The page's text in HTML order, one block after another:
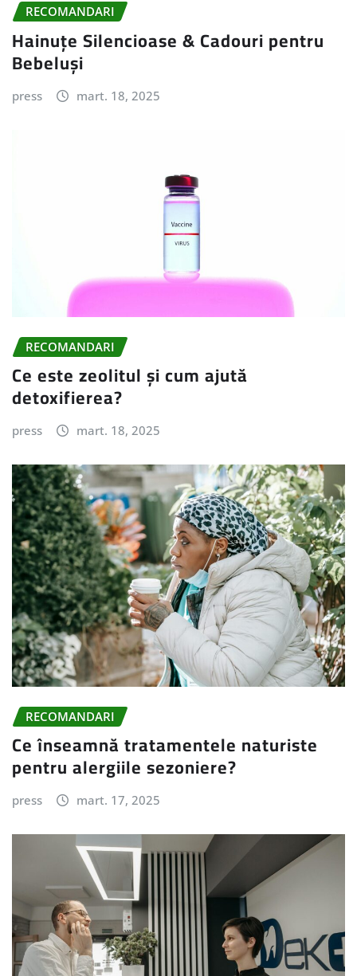
RECOMANDARI
Hainuțe Silencioase & Cadouri pentru
Bebeluși
press mart. 18, 2025
RECOMANDARI
Ce este zeolitul și cum ajută
detoxifierea?
press mart. 18, 2025
RECOMANDARI
Ce înseamnă tratamentele naturiste
pentru alergiile sezoniere?
press mart. 17, 2025